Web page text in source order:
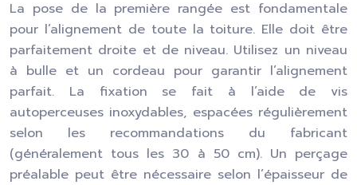
La pose de la première rangée est fondamentale
pour l’alignement de toute la toiture. Elle doit être
parfaitement droite et de niveau. Utilisez un niveau
à bulle et un cordeau pour garantir l’alignement
parfait. La fixation se fait à l’aide de vis
autoperceuses inoxydables, espacées régulièrement
selon les recommandations du fabricant
(généralement tous les 30 à 50 cm). Un perçage
préalable peut être nécessaire selon l’épaisseur de